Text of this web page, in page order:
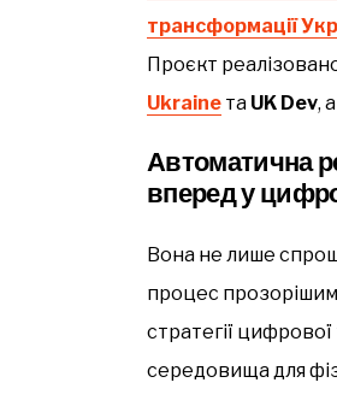
трансформації
Проєкт
Ukraine та UK Dev,
Автоматична
вперед у
Вона не лише
процес
стратегії
середовища для